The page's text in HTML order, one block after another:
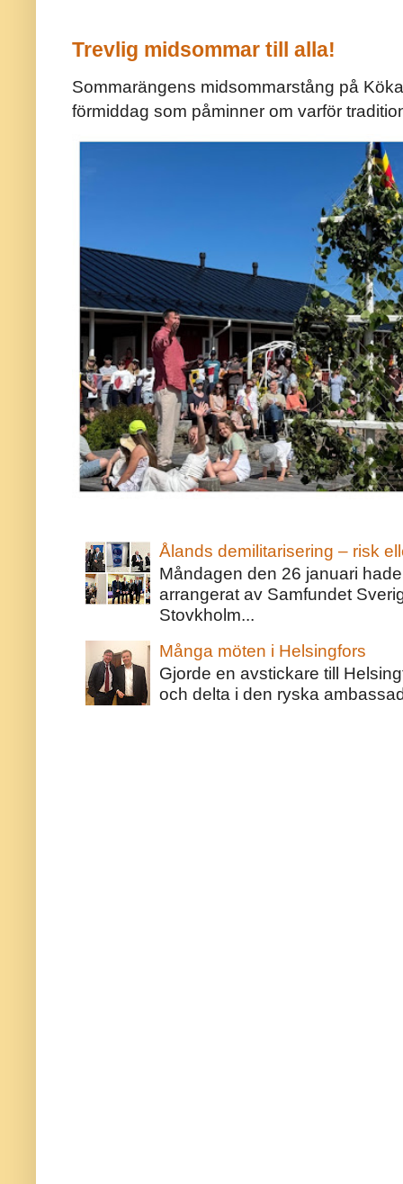
Trevlig midsommar till alla!
Sommarängens midsommarstång på
förmiddag som påminner om varför
Ålands demilitarisering – risk
Måndagen den 26 januari
arrangerat av Samfundet
Stovkholm...
Många möten i Helsingfors
Gjorde en avstickare till
och delta i den ryska